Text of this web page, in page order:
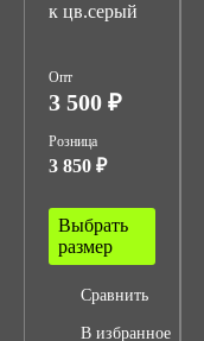
к цв.серый
Опт
3 500 ₽
Розница
3 850 ₽
Выбрать
размер
Сравнить
В избранное